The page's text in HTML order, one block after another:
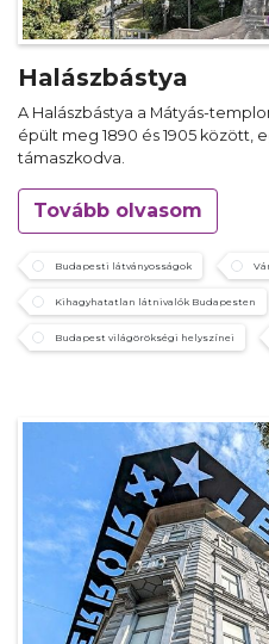
Halászbástya
A Halászbástya a Mátyás-
épült meg 1890 és 1905 között,
támaszkodva.
Tovább olvasom
Budapesti látványosságok
Kihagyhatatlan látnivalók Budapesten
Budapest világörökségi helyszínei